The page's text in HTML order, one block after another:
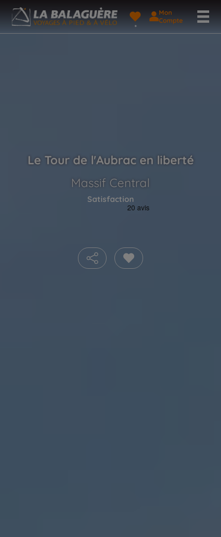
Mon
Compte
Le Tour de l'Aubrac en liberté
Massif Central
Satisfaction